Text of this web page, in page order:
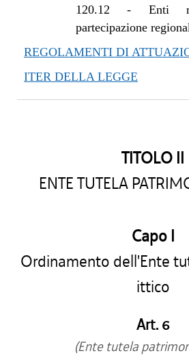
dal 01/01/2018 al 28/03/2018
120.12 - Enti
partecipazione
REGOLAMENTI DI
ITER DELLA LEGGE
TITOLO II
ENTE TUTELA
Capo I
Ordinamento dell'Ente
ittico
Art. 6
(Ente tutela